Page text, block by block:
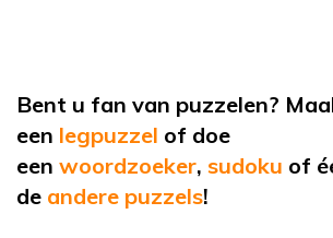
Bent u fan van puzzelen?
een legpuzzel of doe
een woordzoeker, sudoku of
de andere puzzels!